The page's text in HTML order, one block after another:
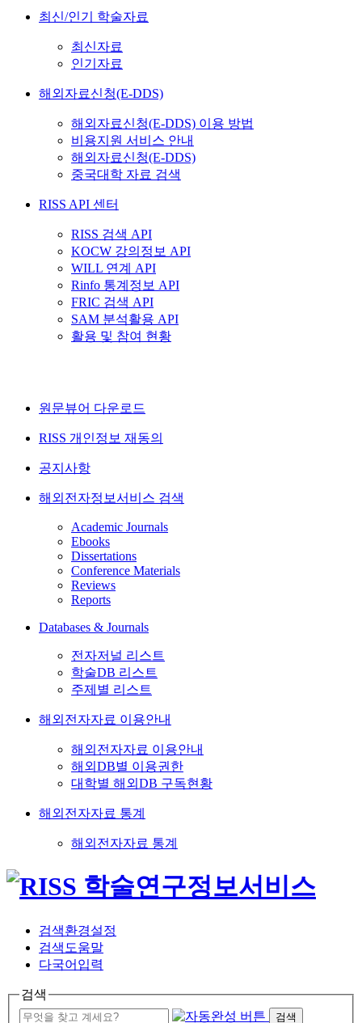
최신/인기 학술자료
최신자료
인기자료
해외자료신청(E-DDS)
해외자료신청(E-DDS) 이용 방법
비용지원 서비스 안내
해외자료신청(E-DDS)
중국대학 자료 검색
RISS API 센터
RISS 검색 API
KOCW 강의정보 API
WILL 연계 API
Rinfo 통계정보 API
FRIC 검색 API
SAM 분석활용 API
활용 및 참여 현황
원문뷰어 다운로드
RISS 개인정보 재동의
공지사항
해외전자정보서비스 검색
Academic Journals
Ebooks
Dissertations
Conference Materials
Reviews
Reports
Databases & Journals
전자저널 리스트
학술DB 리스트
주제별 리스트
해외전자자료 이용안내
해외전자자료 이용안내
해외DB별 이용권한
대학별 해외DB 구독현황
해외전자자료 통계
해외전자자료 통계
검색환경설정
검색도움말
다국어입력
검색
검색